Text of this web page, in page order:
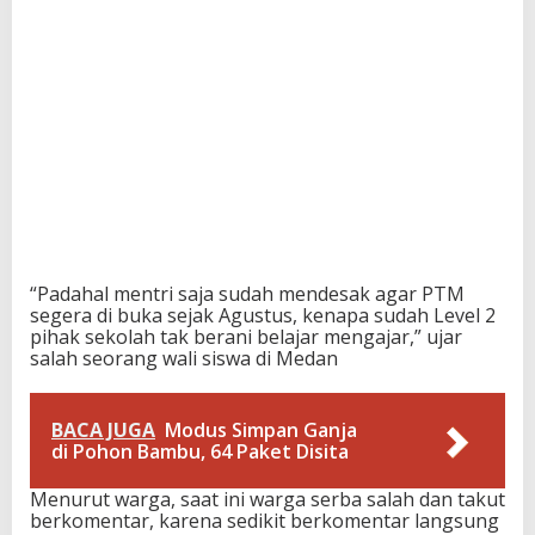
“Padahal mentri saja sudah mendesak agar PTM
segera di buka sejak Agustus, kenapa sudah Level 2
pihak sekolah tak berani belajar mengajar,” ujar
salah seorang wali siswa di Medan
BACA JUGA Modus Simpan Ganja
di Pohon Bambu, 64 Paket Disita
Menurut warga, saat ini warga serba salah dan takut
berkomentar, karena sedikit berkomentar langsung